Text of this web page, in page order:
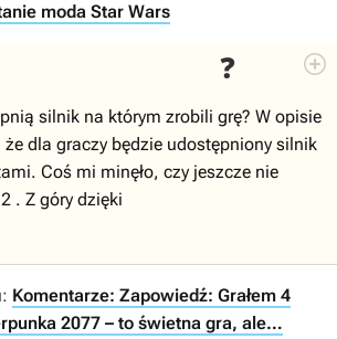
moda Star Wars
❓
silnik na którym zrobili grę? W opisie
dla graczy będzie udostępniony silnik
Coś mi minęło, czy jeszcze nie
. Z góry dzięki
Komentarze: Zapowiedź: Grałem 4
2077 – to świetna gra, ale…